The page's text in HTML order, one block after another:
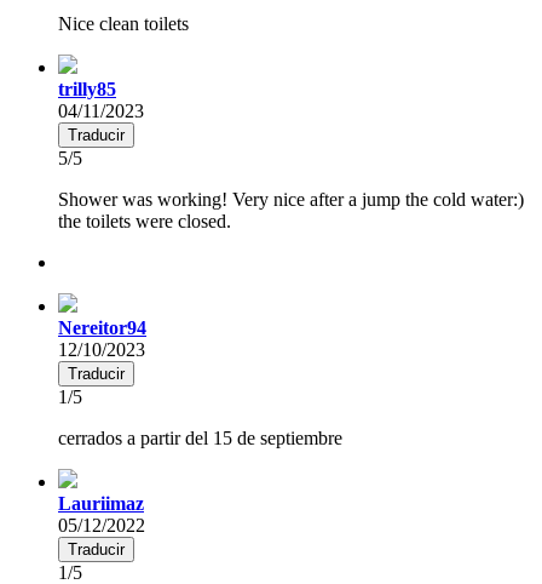
Nice clean toilets
trilly85
04/11/2023
Traducir
5/5
Shower was working! Very nice after a jump the cold water:)
the toilets were closed.
Nereitor94
12/10/2023
Traducir
1/5
cerrados a partir del 15 de septiembre
Lauriimaz
05/12/2022
Traducir
1/5